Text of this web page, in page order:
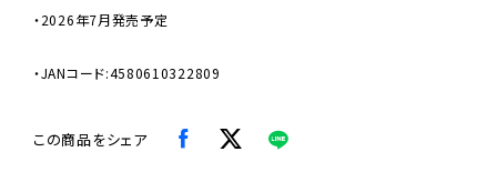
・2026年7月発売予定
・JANコード:4580610322809
この商品をシェア